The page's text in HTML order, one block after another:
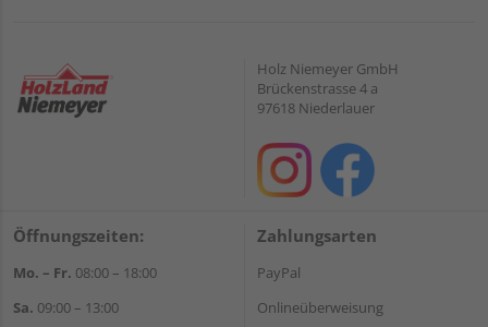
Holz Niemeyer GmbH
Brückenstrasse 4 a
97618 Niederlauer
Öffnungszeiten:
Mo. – Fr. 08:00 – 18:00
Sa. 09:00 – 13:00
Zahlungsarten
PayPal
Onlineüberweisung